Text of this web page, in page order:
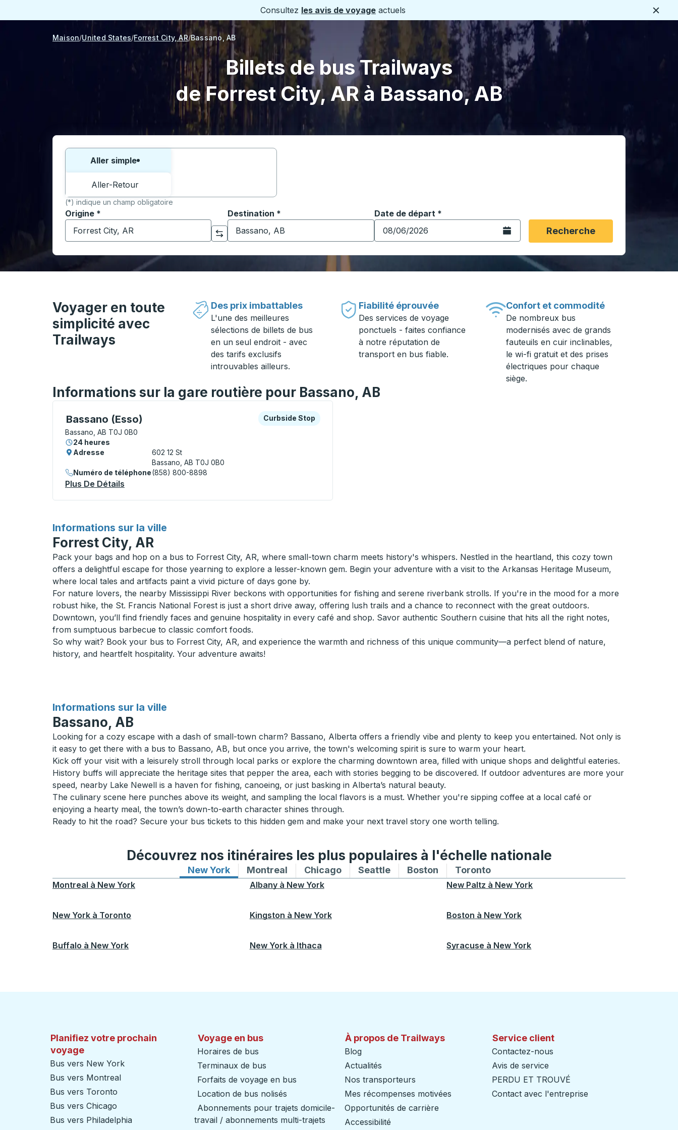
Consultez les avis de voyage actuels
Maison United States Forrest City, AR Bassano, AB
Billets de bus Trailways
de Forrest City, AR à Bassano, AB
Choisissez un sens ou un aller-retour:
Aller simple
Aller-Retour
(*) indique un champ obligatoire
Origine *
Commencez à saisir la ville d'origine pour ouvrir les options de localisation, puis utilisez les touches fléchées pour accéder à la ville d'origine souhaitée, puis
Cliquez pour changer vos sélections d'origine et de destination
Destination *
Commencez à saisir la ville de destination pour ouvrir les options de localisation, puis utilisez les touches fléchées
Date de départ *
Tapez la date au format date Barre oblique du mois à 2 chiffres Barre
Ouvrez le calendrier.Recherche
Voyager en toute
simplicité avec
Trailways
Des prix imbattables
L'une des meilleures
sélections de billets de bus
en un seul endroit - avec
des tarifs exclusifs
introuvables ailleurs.
Fiabilité éprouvée
Des services de voyage
ponctuels - faites confiance
à notre réputation de
transport en bus fiable.
Confort et commodité
De nombreux bus
modernisés avec de grands
fauteuils en cuir inclinables,
le wi-fi gratuit et des prises
électriques pour chaque
siège.
Informations sur la gare routière pour Bassano, AB
Bassano (Esso)
Curbside Stop, utilisez les touches fléchées ou la touche Tab pour en savoir plus sur cette gare routière
Bassano, AB T0J 0B0
24 heures
Curbside Stop
Curbside Stop
Adresse
602 12 St
Bassano, AB T0J 0B0
Numéro de téléphone(858) 800-8898
Plus De Détails
Informations sur la ville
pour
Forrest City, AR
Pack your bags and hop on a bus to Forrest City, AR, where small-town charm meets history's whispers. Nestled in the heartland, this cozy town
offers a delightful escape for those yearning to explore a lesser-known gem. Begin your adventure with a visit to the Arkansas Heritage Museum,
where local tales and artifacts paint a vivid picture of days gone by.
For nature lovers, the nearby Mississippi River beckons with opportunities for fishing and serene riverbank strolls. If you're in the mood for a more
robust hike, the St. Francis National Forest is just a short drive away, offering lush trails and a chance to reconnect with the great outdoors.
Downtown, you’ll find friendly faces and genuine hospitality in every café and shop. Savor authentic Southern cuisine that hits all the right notes,
from sumptuous barbecue to classic comfort foods.
So why wait? Book your bus to Forrest City, AR, and experience the warmth and richness of this unique community—a perfect blend of nature,
history, and heartfelt hospitality. Your adventure awaits!
Informations sur la ville
pour
Bassano, AB
Looking for a cozy escape with a dash of small-town charm? Bassano, Alberta offers a friendly vibe and plenty to keep you entertained. Not only is
it easy to get there with a bus to Bassano, AB, but once you arrive, the town's welcoming spirit is sure to warm your heart.
Kick off your visit with a leisurely stroll through local parks or explore the charming downtown area, filled with unique shops and delightful eateries.
History buffs will appreciate the heritage sites that pepper the area, each with stories begging to be discovered. If outdoor adventures are more your
speed, nearby Lake Newell is a haven for fishing, canoeing, or just basking in Alberta’s natural beauty.
The culinary scene here punches above its weight, and sampling the local flavors is a must. Whether you're sipping coffee at a local café or
enjoying a hearty meal, the town’s down-to-earth character shines through.
Ready to hit the road? Secure your bus tickets to this hidden gem and make your next travel story one worth telling.
Découvrez nos itinéraires les plus populaires à l'échelle nationale
New YorkItinéraires de bus vers et depuis New York
Montreal Itinéraires de bus vers et depuis Montreal
ChicagoItinéraires de bus vers et depuis Chicago
SeattleItinéraires de bus vers et depuis Seattle
Boston Itinéraires de bus vers et depuis Boston
TorontoItinéraires de bus vers et depuis Toronto
Montreal à New York Albany à New York New Paltz à New York
New York à Toronto Kingston à New York Boston à New York
Buffalo à New York New York à Ithaca Syracuse à New York
Planifiez votre prochain
voyage
Bus vers New York
Bus vers Montreal
Bus vers Toronto
Bus vers Chicago
Bus vers Philadelphia
Voyage en bus
Horaires de bus
Terminaux de bus
Forfaits de voyage en bus
Location de bus nolisés
Abonnements pour trajets domicile-
travail / abonnements multi-trajets
À propos de Trailways
Blog
Actualités
Nos transporteurs
Mes récompenses motivées
Opportunités de carrière
Accessibilité
Service client
Contactez-nous
Avis de service
PERDU ET TROUVÉ
Contact avec l'entreprise